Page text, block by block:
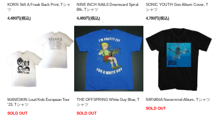
KORN Still A Freak Back Print, Tシャ
ツ
4,480円(税込)
NINE INCH NAILS Downward Spiral
Blk, Tシャツ
4,480円(税込)
SONIC YOUTH Goo Album Cover, T
シャツ
4,780円(税込)
MANESKIN Loud Kids European Tour
'23, Tシャツ
SOLD OUT
THE OFFSPRING White Guy Blue, T
シャツ
SOLD OUT
NIRVANA Nevermind Album, Tシャツ
SOLD OUT